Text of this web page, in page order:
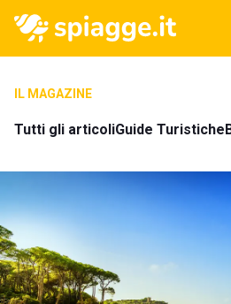
IL MAGAZINE
Tutti gli articoliGuide Turistiche